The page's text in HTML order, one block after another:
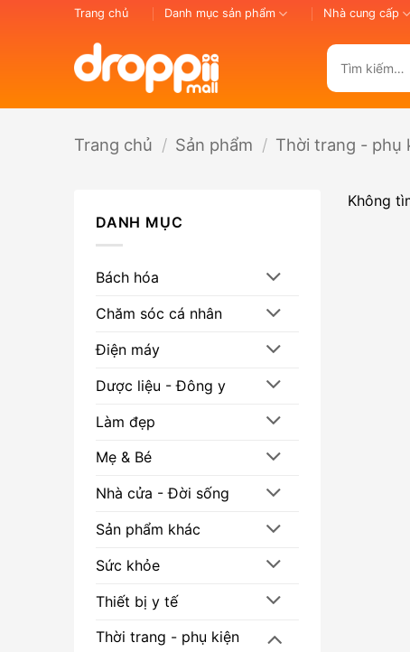
Trang chủ Danh mục sản phẩm Nhà cung cấp
kiếm:
Trang chủ / Sản phẩm / Thời trang - phụ
DANH MỤC
Bách hóa
Chăm sóc cá nhân
Điện máy
Dược liệu - Đông y
Làm đẹp
Mẹ & Bé
Nhà cửa - Đời sống
Sản phẩm khác
Sức khỏe
Thiết bị y tế
Thời trang - phụ kiện
Không